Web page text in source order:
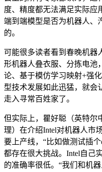
度、精度都无法满足实际
端到端模型是否为机器人、
的。
可能很多读者看到春晚机器
形机器人叠衣服、分拣电池
论、基于模仿学习映射+强
型技术发展如此迅猛，就会
走入寻常百姓家了。
但实际上，瞿好聪（英特尔
理）在介绍Intel对机器人市
要上产线，“比如做测试插个
都存在很大挑战。Intel自己
的准确率很低。“我们和机